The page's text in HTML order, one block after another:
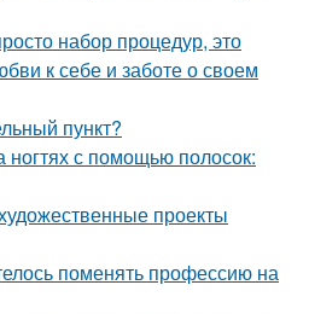
набор процедур, это
к себе и заботе о своем
пункт?
ногтях с помощью полосок:
проекты
поменять профессию на